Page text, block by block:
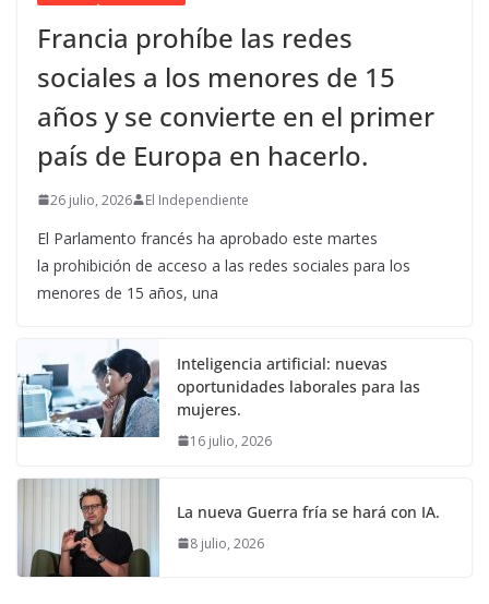
Francia prohíbe las redes
sociales a los menores de 15
años y se convierte en el primer
país de Europa en hacerlo.
26 julio, 2026 El Independiente
El Parlamento francés ha aprobado este martes
la prohibición de acceso a las redes sociales para los
menores de 15 años, una
Inteligencia artificial: nuevas
oportunidades laborales para las
mujeres.
16 julio, 2026
La nueva Guerra fría se hará con IA.
8 julio, 2026